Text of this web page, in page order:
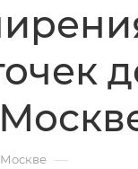
Москве —